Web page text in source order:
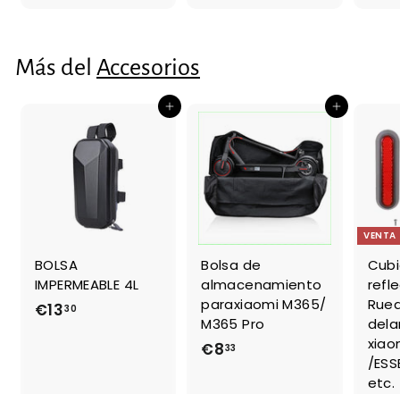
3
Más del Accesorios
Agregar al carrito
BOLSA
IMPERMEABLE 4L
€1330
Agregar al carrito
Bolsa de
almacenamiento
paraxiaomi M365/
M365 Pro
€833
VENTA
/
etc.